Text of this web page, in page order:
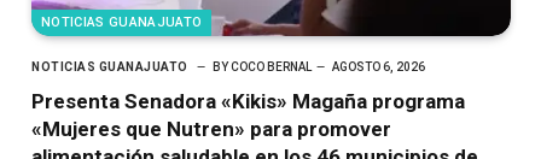
NOTICIAS GUANAJUATO
NOTICIAS GUANAJUATO BY COCO BERNAL AGOSTO 6, 2026
Presenta Senadora «Kikis» Magaña programa
«Mujeres que Nutren» para promover